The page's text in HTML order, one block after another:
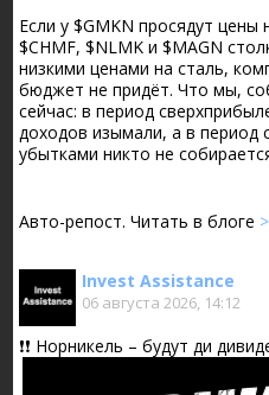
Если у $GMKN просядут цены
$CHMF, $NLMK и $MAGN
низкими ценами на сталь,
бюджет не придёт. Что мы,
сейчас: в период
доходов изымали, а в период
убытками никто не
Авто-репост. Читать в блоге
Invest Assistance
06 августа 2026, 14:12
❗️❗️ Норникель – будут ди